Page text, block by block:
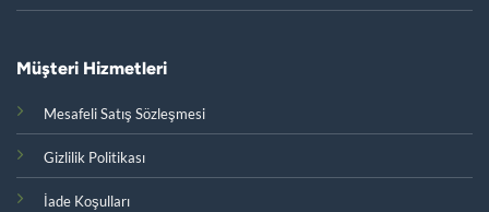
Müşteri Hizmetleri
Mesafeli Satış Sözleşmesi
Gizlilik Politikası
İade Koşulları